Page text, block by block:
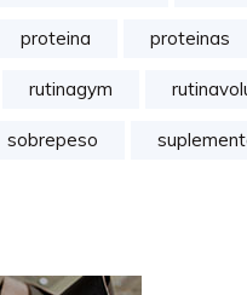
proteina proteinas
rutinagym
sobrepeso